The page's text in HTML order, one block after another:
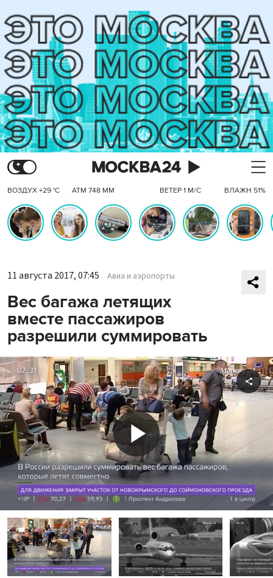
ВОЗДУХ +29 °C АТМ 748 ММ ВЕТЕР 1 М/С ВЛАЖН 51%
11 августа 2017, 07:45 Авиа и аэропорты
Вес багажа летящих
вместе пассажиров
разрешили суммировать
Play
Video